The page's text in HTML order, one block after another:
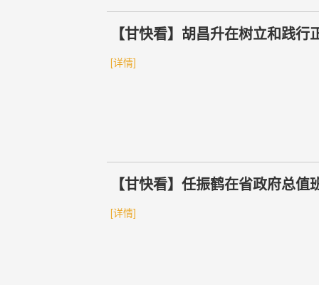
【甘快看】胡昌升在树立和践
调 准确把握立党为公为民造福
[详情]
【甘快看】任振鹤在省政府总
责任落实到“最后一公里” 坚决
[详情]